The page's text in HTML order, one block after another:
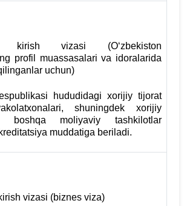
kirish vizasi (O‘zbekiston
profil muassasalari va idoralarida
uchun)
hududidagi xorijiy tijorat
shuningdek xorijiy
boshqa moliyaviy tashkilotlar
muddatiga beriladi.
vizasi (biznes viza)